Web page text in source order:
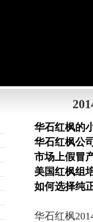
华石红枫的
华石红枫公
市场上假冒
美国红枫组
如何选择纯
华石红枫